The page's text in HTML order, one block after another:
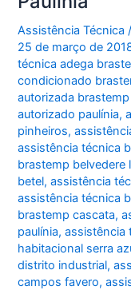
Assistência Técnica
25 de março de
técnica adega
condicionado
autorizada brastemp
autorizado paulínia,
pinheiros,
assistência técnica
brastemp belvedere
betel,assistência
assistência técnica
brastemp cascata,
paulínia,assistência
habitacional serra
distrito industrial,
campos favero,